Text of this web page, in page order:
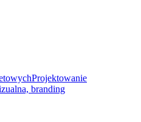
Projektowanie
branding